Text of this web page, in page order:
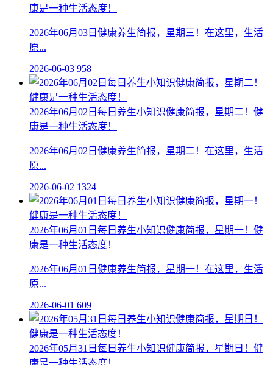
康是一种生活态度！
2026年06月03日健康养生简报，星期三！在这里，生活
原...
2026-06-03 958
2026年06月02日每日养生小知识健康简报，星期二！健
康是一种生活态度！
2026年06月02日健康养生简报，星期二！在这里，生活
原...
2026-06-02 1324
2026年06月01日每日养生小知识健康简报，星期一！健
康是一种生活态度！
2026年06月01日健康养生简报，星期一！在这里，生活
原...
2026-06-01 609
2026年05月31日每日养生小知识健康简报，星期日！健